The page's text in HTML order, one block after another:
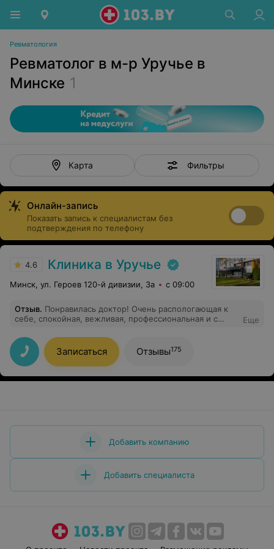
Ревматология
Ревматолог в м-р Уручье в
Минске 1
Карта Фильтры
Онлайн-запись
Показать запись к специалистам без
подтверждения по телефону
4.6 Клиника в Уручье
Минск, ул. Героев 120-й дивизии, 3а с 09:00
Отзыв. Понравилась доктор! Очень распологающая к
себе, спокойная, вежливая, профессиональная и с
уделила много времени. Все обьяснила подробнейшим
образом, показала на картинках. Переспросила, все ли
понятно. Назначила грамотное лечение, подробно
объяснила какой препарат для чего необходим. В
общем, хорошие впечатления, буду лечиться и
Еще
Записаться Отзывы175
Добавить компанию
Добавить специалиста